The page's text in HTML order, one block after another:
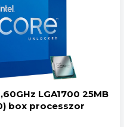
LGA1700 25MB
box processzor